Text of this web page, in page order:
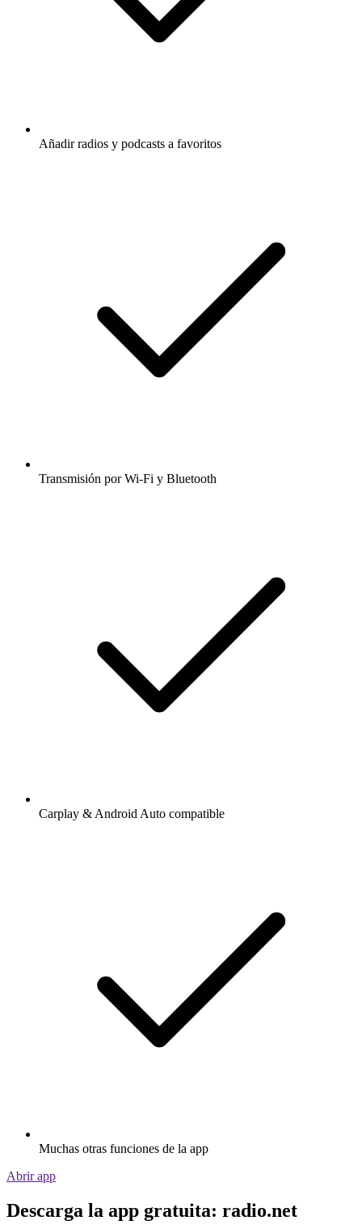
Añadir radios y podcasts a favoritos
Transmisión por Wi-Fi y Bluetooth
Carplay & Android Auto compatible
Muchas otras funciones de la app
Abrir app
Descarga la app gratuita: radio.net